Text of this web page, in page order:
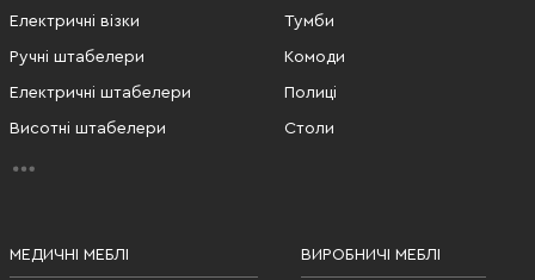
Електричні візки
Ручні штабелери
Електричні штабелери
Висотні штабелери
Тумби
Комоди
Полиці
Столи
МЕДИЧНІ МЕБЛІ ВИРОБНИЧІ МЕБЛІ